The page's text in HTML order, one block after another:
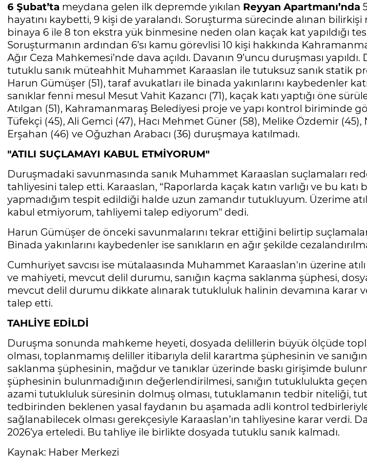
6 Şubat’ta meydana gelen ilk depremde yıkılan Reyyan Apartmanı’nda
hayatını kaybetti, 9 kişi de yaralandı. Soruşturma sürecinde alınan
binaya 6 ile 8 ton ekstra yük binmesine neden olan kaçak kat yapıldığı
Soruşturmanın ardından 6’sı kamu görevlisi 10 kişi hakkında
Ağır Ceza Mahkemesi’nde dava açıldı. Davanın 9’uncu duruşması
tutuklu sanık müteahhit Muhammet Karaaslan ile tutuksuz sanık statik
Harun Gümüşer (51), taraf avukatları ile binada yakınlarını kaybedenler
sanıklar fenni mesul Mesut Vahit Kazancı (71), kaçak katı yaptığı öne
Atılgan (51), Kahramanmaraş Belediyesi proje ve yapı kontrol biriminde
Tüfekçi (45), Ali Gemci (47), Hacı Mehmet Güner (58), Melike Özdemir (45),
Erşahan (46) ve Oğuzhan Arabacı (36) duruşmaya katılmadı.
"ATILI SUÇLAMAYI KABUL ETMİYORUM"
Duruşmadaki savunmasında sanık Muhammet Karaaslan suçlamaları
tahliyesini talep etti. Karaaslan, “Raporlarda kaçak katın varlığı ve bu katı
yapmadığım tespit edildiği halde uzun zamandır tutukluyum. Üzerime
kabul etmiyorum, tahliyemi talep ediyorum" dedi.
Harun Gümüşer de önceki savunmalarını tekrar ettiğini belirtip
Binada yakınlarını kaybedenler ise sanıkların en ağır şekilde
Cumhuriyet savcısı ise mütalaasında Muhammet Karaaslan'ın üzerine
ve mahiyeti, mevcut delil durumu, sanığın kaçma saklanma şüphesi,
mevcut delil durumu dikkate alınarak tutukluluk halinin devamına karar
talep etti.
TAHLİYE EDİLDİ
Duruşma sonunda mahkeme heyeti, dosyada delillerin büyük ölçüde
olması, toplanmamış deliller itibarıyla delil karartma şüphesinin ve
saklanma şüphesinin, mağdur ve tanıklar üzerinde baskı girişimde
şüphesinin bulunmadığının değerlendirilmesi, sanığın tutuklulukta
azami tutukluluk süresinin dolmuş olması, tutuklamanın tedbir niteliği,
tedbirinden beklenen yasal faydanın bu aşamada adli kontrol
sağlanabilecek olması gerekçesiyle Karaaslan’ın tahliyesine karar verdi.
2026’ya erteledi. Bu tahliye ile birlikte dosyada tutuklu sanık kalmadı.
Kaynak: Haber Merkezi